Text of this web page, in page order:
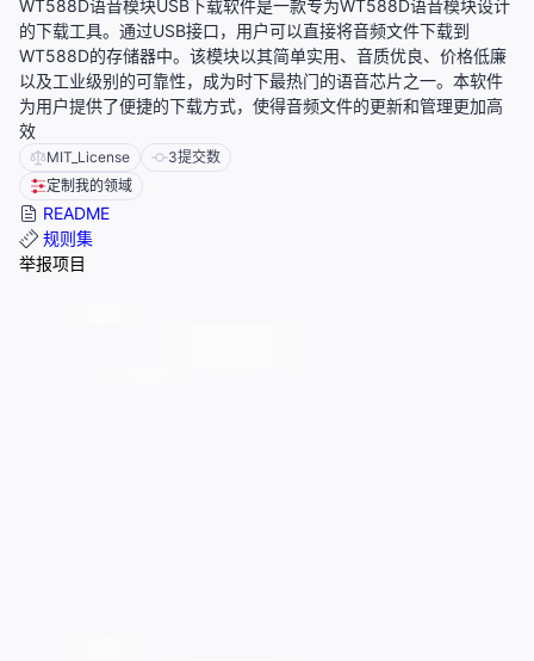
WT588D语音模块USB下载软件是一款专为WT588D语音模块设计
的下载工具。通过USB接口，用户可以直接将音频文件下载到
WT588D的存储器中。该模块以其简单实用、音质优良、价格低廉
以及工业级别的可靠性，成为时下最热门的语音芯片之一。本软件
为用户提供了便捷的下载方式，使得音频文件的更新和管理更加高
效
MIT_License 3提交数
定制我的领域
README
规则集
举报项目